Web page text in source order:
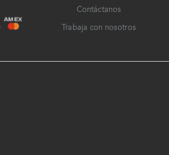
Contáctanos
Trabaja con nosotros